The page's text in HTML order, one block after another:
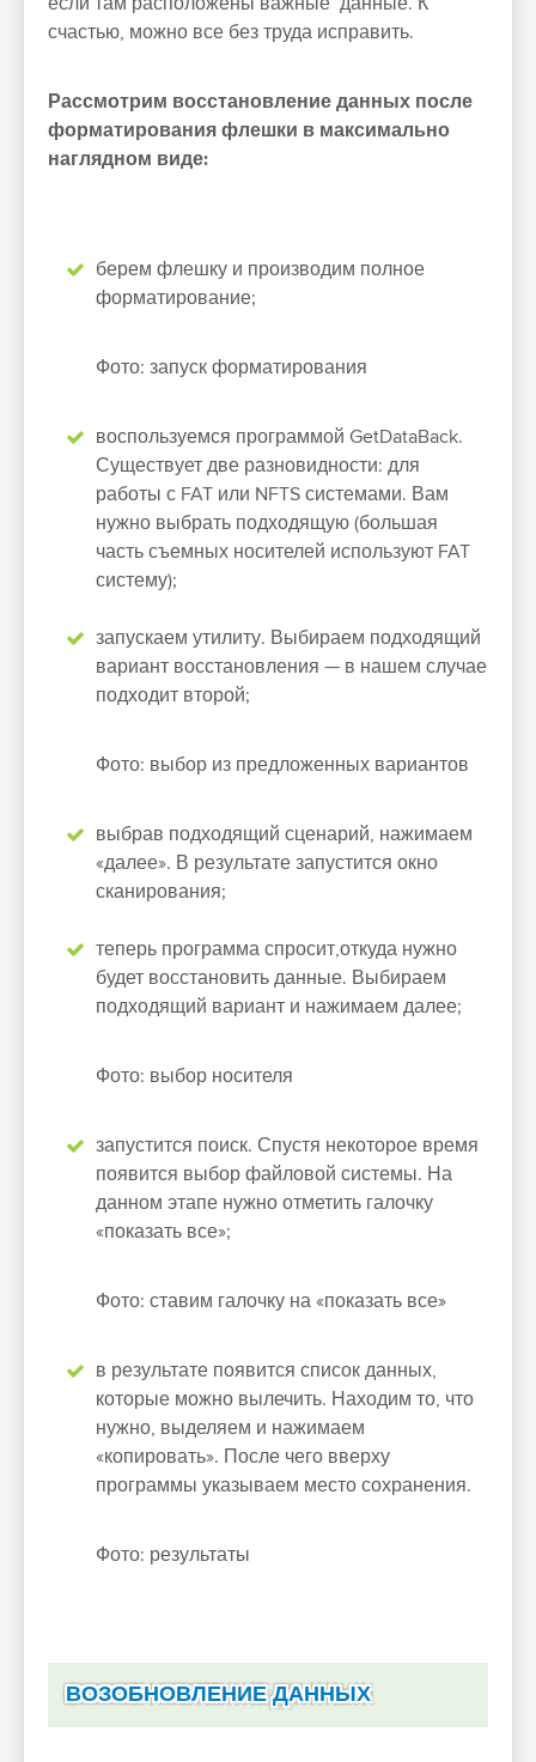
счастью, можно все без труда исправить.
Рассмотрим восстановление данных после
форматирования флешки в максимально
наглядном виде:
берем флешку и производим полное
форматирование;
Фото: запуск форматирования
воспользуемся программой GetDataBack.
Существует две разновидности: для
работы с FAT или NFTS системами. Вам
нужно выбрать подходящую (большая
часть съемных носителей используют FAT
систему);
запускаем утилиту. Выбираем подходящий
вариант восстановления — в нашем случае
подходит второй;
Фото: выбор из предложенных вариантов
выбрав подходящий сценарий, нажимаем
«далее». В результате запустится окно
сканирования;
теперь программа спросит,откуда нужно
будет восстановить данные. Выбираем
подходящий вариант и нажимаем далее;
Фото: выбор носителя
запустится поиск. Спустя некоторое время
появится выбор файловой системы. На
данном этапе нужно отметить галочку
«показать все»;
Фото: ставим галочку на «показать все»
в результате появится список данных,
которые можно вылечить. Находим то, что
нужно, выделяем и нажимаем
«копировать». После чего вверху
программы указываем место сохранения.
Фото: результаты
ВОЗОБНОВЛЕНИЕ ДАННЫХ